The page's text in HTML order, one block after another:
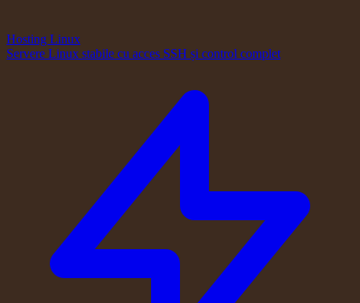
Hosting Linux
Servere Linux stabile cu acces SSH și control complet